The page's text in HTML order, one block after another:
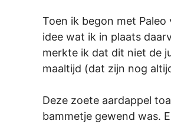
Toen ik begon met
idee wat ik in plaats
merkte ik dat dit niet de
maaltijd (dat zijn nog
Deze zoete aardappel
bammetje gewend was.